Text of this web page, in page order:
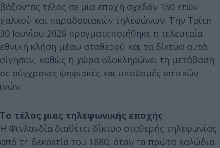
βάζοντας τέλος σε μια εποχή σχεδόν 150 ετών
χαλκού και παραδοσιακών τηλεφώνων. Την Τρίτη
30 Ιουνίου 2026 πραγματοποιήθηκε η τελευταία
εθνική κλήση μέσω σταθερού και τα δίκτυα αυτά
σίγησαν, καθώς η χώρα ολοκληρώνει τη μετάβαση
σε σύγχρονες ψηφιακές και υποδομές οπτικών
ινών.
Το τέλος μιας τηλεφωνικής εποχής
Η Φινλανδία διαθέτει δίκτυο σταθερής τηλεφωνίας
από τη δεκαετία του 1880, όταν τα πρώτα καλώδια